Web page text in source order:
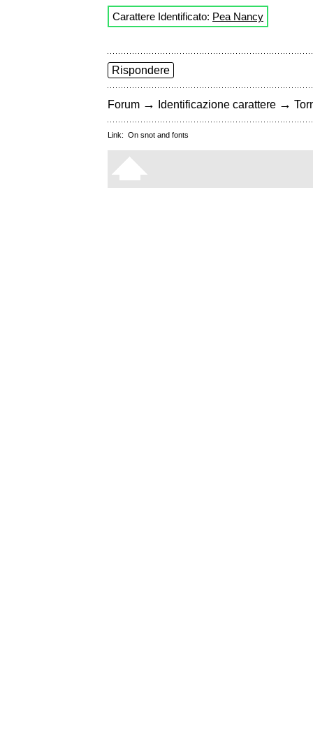
Carattere Identificato: Pea Nancy
Rispondere
Forum → Identificazione carattere →
Link: On snot and fonts